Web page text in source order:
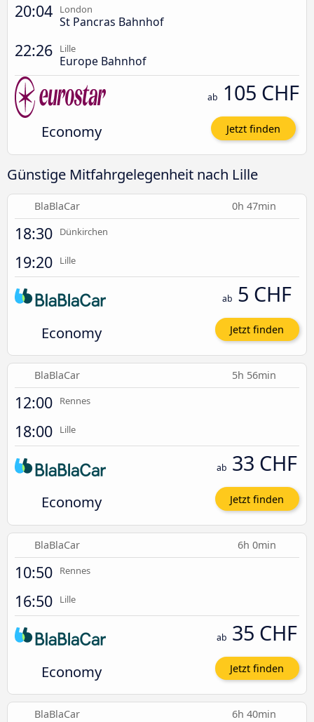
20:04 London
St Pancras Bahnhof
22:26 Lille
Europe Bahnhof
Economy
ab 105 CHF
Jetzt finden
Günstige Mitfahrgelegenheit nach Lille
BlaBlaCar 0h 47min
18:30 Dünkirchen
19:20 Lille
Economy
ab 5 CHF
Jetzt finden
BlaBlaCar 5h 56min
12:00 Rennes
18:00 Lille
Economy
ab 33 CHF
Jetzt finden
BlaBlaCar 6h 0min
10:50 Rennes
16:50 Lille
Economy
ab 35 CHF
Jetzt finden
BlaBlaCar 6h 40min